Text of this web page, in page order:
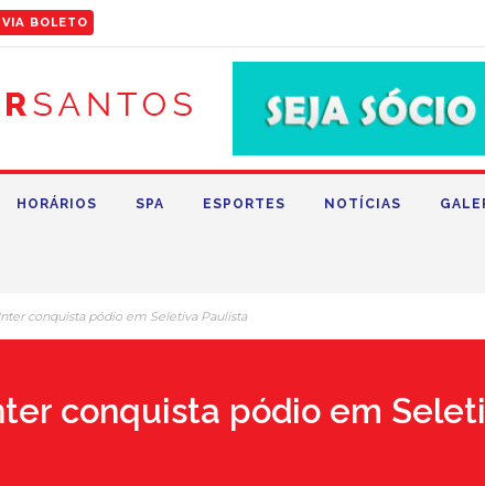
VIA BOLETO
HORÁRIOS SPA ESPORTES NOTÍCIAS
conquista pódio em Seletiva Paulista
conquista pódio em